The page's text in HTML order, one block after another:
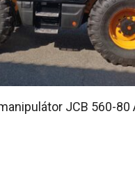
JCB 560-80